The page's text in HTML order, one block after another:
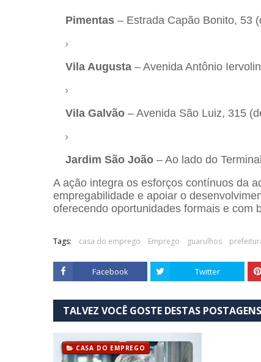
Pimentas – Estrada Capão Bonito, 53
Vila Augusta – Avenida Antônio
Vila Galvão – Avenida São Luiz, 315
Jardim São João – Ao lado do
A ação integra os esforços contínuos da
empregabilidade e apoiar o
oferecendo oportunidades formais e com
Tags: casa do emprego Emprego guarulhos
Facebook Twitter
TALVEZ VOCÊ GOSTE DESTAS POSTAGENS
CASA DO EMPREGO